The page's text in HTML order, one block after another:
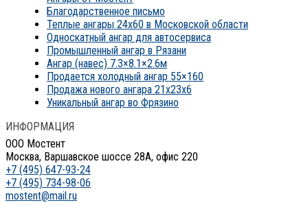
Благодарственное письмо
Теплые ангары 24х60 в Московской области
Односкатный ангар для автосервиса
Промышленный ангар в Рязани
Ангар (навес) 7.3×8.1×2.6м
Продается холодный ангар 55×160
Продажа нового ангара 21x23x6
Уникальный ангар во Фрязино
ИНФОРМАЦИЯ
ООО Мостент
Москва, Варшавское шоссе 28А, офис 220
+7 (495) 647-93-24
+7 (495) 734-98-06
mostent@mail.ru